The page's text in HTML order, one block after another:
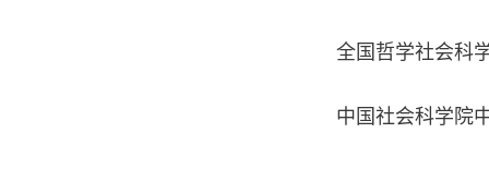
全国哲学社会科
中国社会科学院